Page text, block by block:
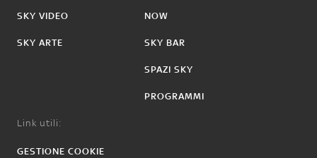
SKY VIDEO
SKY ARTE
NOW
SKY BAR
SPAZI SKY
PROGRAMMI
Link utili:
GESTIONE COOKIE